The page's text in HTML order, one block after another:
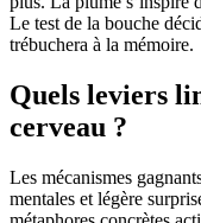
Le test de la bouche
trébuchera à la mémoire.
Quels leviers
cerveau ?
Les mécanismes
mentales et légère